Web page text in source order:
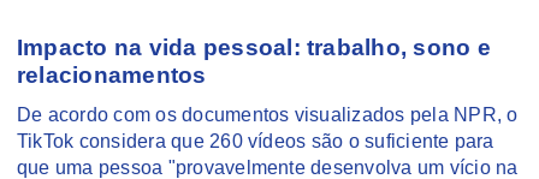
Impacto na vida pessoal: trabalho, sono e
relacionamentos
De acordo com os documentos visualizados pela NPR, o
TikTok considera que 260 vídeos são o suficiente para
que uma pessoa "provavelmente desenvolva um vício na